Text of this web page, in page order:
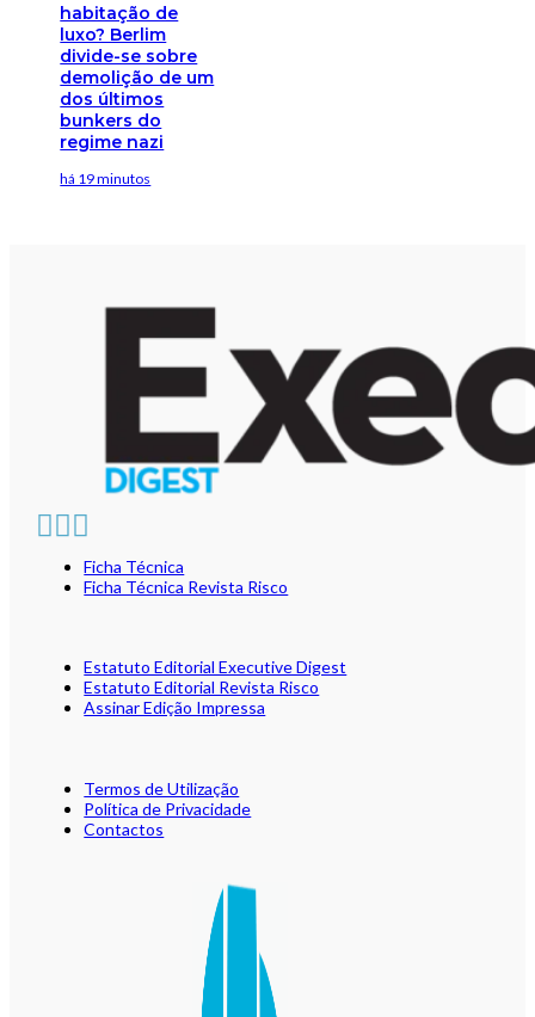
habitação de
luxo? Berlim
divide-se sobre
demolição de um
dos últimos
bunkers do
regime nazi
há 19 minutos
Ficha Técnica
Ficha Técnica Revista Risco
Estatuto Editorial Executive Digest
Estatuto Editorial Revista Risco
Assinar Edição Impressa
Termos de Utilização
Política de Privacidade
Contactos